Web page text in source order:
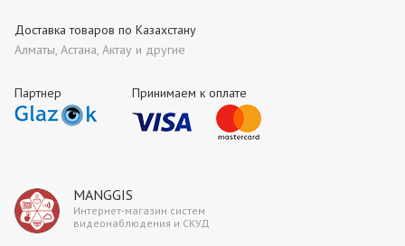
MANGGIS
Интернет-магазин систем
видеонаблюдения и СКУД
Партнер Принимаем к оплате
Доставка товаров по Казахстану
Алматы, Астана, Актау и другие